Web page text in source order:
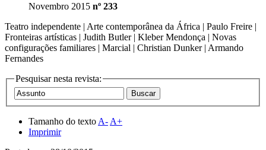
Novembro 2015 nº 233
Teatro independente | Arte contemporânea da África | Paulo Freire |
Fronteiras artísticas | Judith Butler | Kleber Mendonça | Novas
configurações familiares | Marcial | Christian Dunker | Armando
Fernandes
Pesquisar nesta revista:
Tamanho do texto A- A+
Imprimir